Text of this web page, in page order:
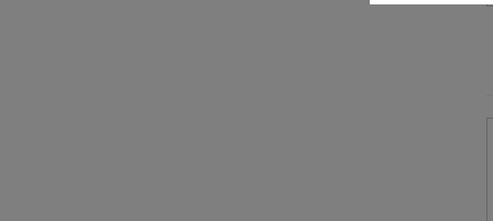
USA
hierauf.
Zugriff
zur